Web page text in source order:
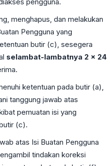
menghapus, dan melakukan
Pengguna yang
butir (c), sesegera
selambat-lambatnya 2 × 24
ketentuan pada butir (a),
tanggung jawab atas
pemuatan isi yang
(c).
atas Isi Buatan Pengguna
tindakan koreksi